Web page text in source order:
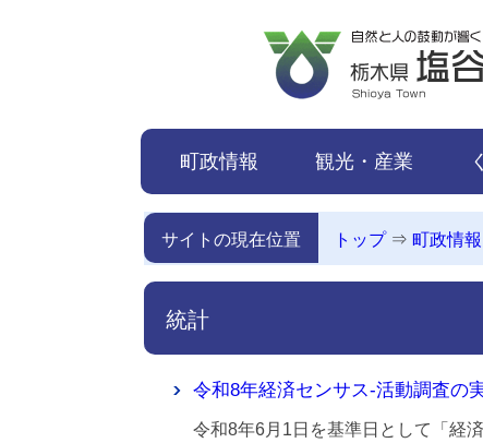
町政情報 観光・産業
サイトの現在位置 トップ⇒ 町政情報
統計
令和8年経済センサス-活動調査の
令和8年6月1日を基準日として「経